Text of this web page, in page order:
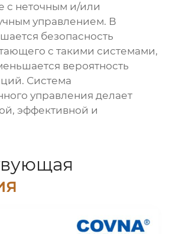
с неточным и/или
управлением. В
безопасность
с такими системами,
вероятность
Система
управления делает
эффективной и